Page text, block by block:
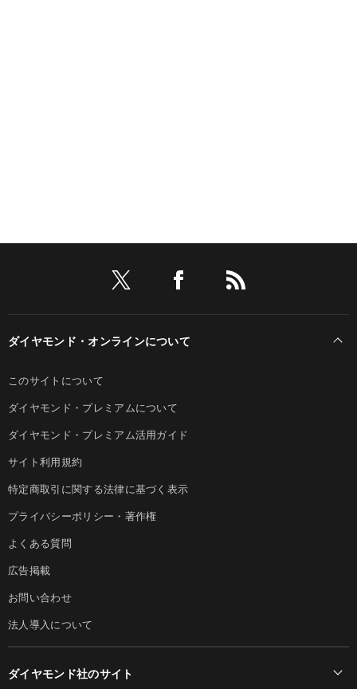
ダイヤモンド・オンラインについて
このサイトについて
ダイヤモンド・プレミアムについて
ダイヤモンド・プレミアム活用ガイド
サイト利用規約
特定商取引に関する法律に基づく表示
プライバシーポリシー・著作権
よくある質問
広告掲載
お問い合わせ
法人導入について
ダイヤモンド社のサイト